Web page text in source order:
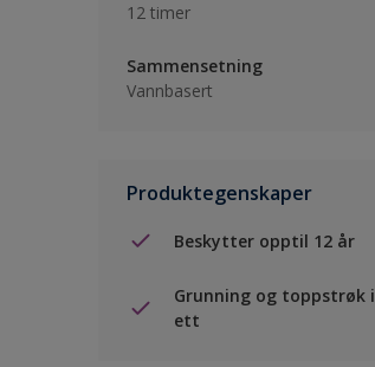
12 timer
Sammensetning
Vannbasert
Produktegenskaper
Beskytter opptil 12 år
Grunning og toppstrøk i
ett